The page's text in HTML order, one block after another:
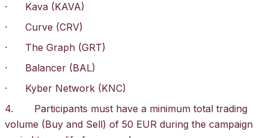
· Kava (KAVA)
· Curve (CRV)
· The Graph (GRT)
· Balancer (BAL)
· Kyber Network (KNC)
4. Participants must have a minimum total trading
volume (Buy and Sell) of 50 EUR during the campaign